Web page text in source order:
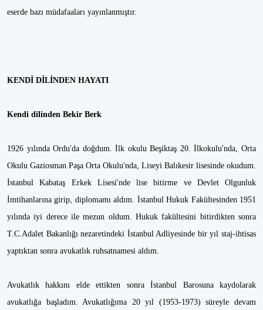
eserde bazı müdafaaları yayınlanmıştır.
KENDİ DİLİNDEN HAYATI
Kendi dilinden Bekir Berk
1926 yılında Ordu'da doğdum. İlk okulu Beşiktaş 20. İlkokulu'nda, Orta
Okulu Gaziosman Paşa Orta Okulu'nda, Liseyi Balıkesir lisesinde okudum.
İstanbul Kabataş Erkek Lisesi'nde lise bitirme ve Devlet Olgunluk
İmtihanlarına girip, diplomamı aldım. İstanbul Hukuk Fakültesinden 1951
yılında iyi derece ile mezun oldum. Hukuk fakültesini bitirdikten sonra
T.C.Adalet Bakanlığı nezaretindeki İstanbul Adliyesinde bir yıl staj-ihtisas
yaptıktan sonra avukatlık ruhsatnamesi aldım.
Avukatlık hakkını elde ettikten sonra İstanbul Barosuna kaydolarak
avukatlığa başladım. Avukatlığıma 20 yıl (1953-1973) süreyle devam